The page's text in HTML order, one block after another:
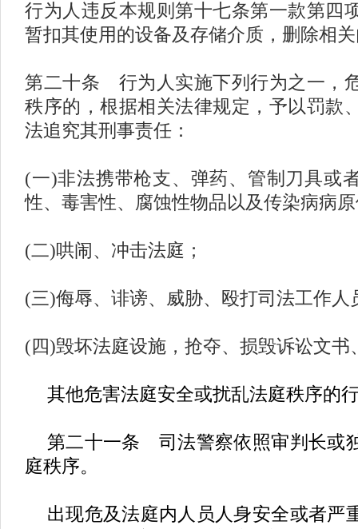
行为人违反本规则第十七条第一款第四
暂扣其使用的设备及存储介质，删除相
第二十条 行为人实施下列行为之一，
秩序的，根据相关法律规定，予以罚款
法追究其刑事责任：
(一)非法携带枪支、弹药、管制刀具或
性、毒害性、腐蚀性物品以及传染病病
(二)哄闹、冲击法庭；
(三)侮辱、诽谤、威胁、殴打司法工作人
(四)毁坏法庭设施，抢夺、损毁诉讼文书
其他危害法庭安全或扰乱法庭秩序的
第二十一条 司法警察依照审判长或
庭秩序。
出现危及法庭内人员人身安全或者严